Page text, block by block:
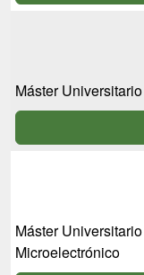
Máster
Máster
Microelectrónico